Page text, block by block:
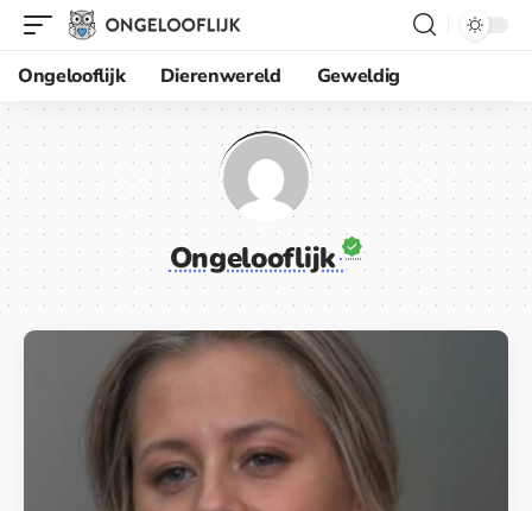
Ongelooflijk Dierenwereld Geweldig
Ongelooflijk